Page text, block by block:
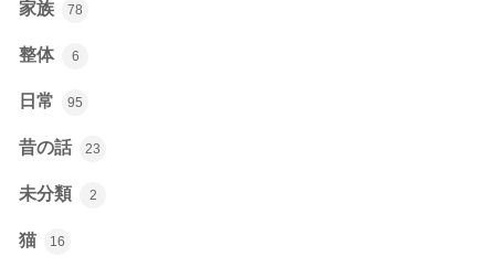
家族 78
整体 6
日常 95
昔の話 23
未分類 2
猫 16